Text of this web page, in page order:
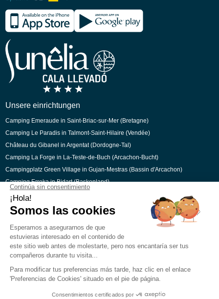
Französisch
Englisch
Spanisch
Italienisch
Niederländisch
Katalanisch
Unsere einrichtungen
Camping Emeraude in Saint-Briac-sur-Mer (Bretagne)
Camping Le Paradis in Talmont-Saint-Hilaire (Vendée)
Château du Gibanel in Argentat (Dordogne-Tal)
Camping La Forge in La-Teste-de-Buch (Arcachon-Bucht)
Campingplatz Green Village in Gujan-Mestras (Bassin d'Arcachon)
Camping Erreka in Bidart (Baskenland)
Sichere Bezahlung
Cookie-Einstellungen verwalten
Seitenverzeichnis